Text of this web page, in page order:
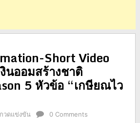
Short Video
นออมสร้างชาติ
5 หัวข้อ “เกษียณไว
วดแข่งขัน 0 Comments